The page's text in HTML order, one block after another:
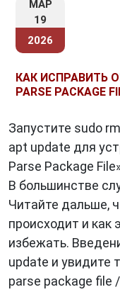
зависимостей:
пользователей
устанавливать
и зависимости.
Безопасность:
минимизирует
ПО.
Гибкость:APT
источники
большую
обеспечения.
Расширенные
МАР
19
2026
КАК ИСПРАВИТЬ
PARSE PACKAGE
Запустите sudo
apt update для
Parse Package
В большинстве
Читайте дальше,
происходит и как
избежать.
update и увидите
parse package